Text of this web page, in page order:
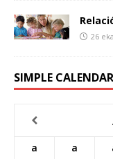
26
SIMPLE CALENDAR
a a